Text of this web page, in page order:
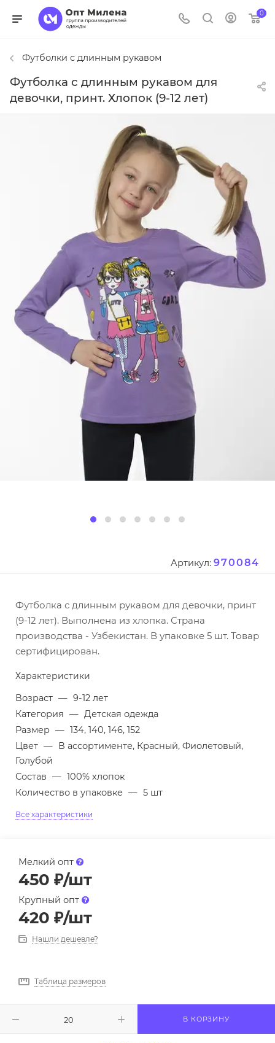
0
Футболки с длинным рукавом
Футболка с длинным рукавом для
девочки, принт. Хлопок (9-12 лет)
Артикул: 970084
Футболка с длинным рукавом для девочки, принт
(9-12 лет). Выполнена из хлопка. Страна
производства - Узбекистан. В упаковке 5 шт. Товар
сертифицирован.
Характеристики
Возраст — 9-12 лет
Категория — Детская одежда
Размер — 134, 140, 146, 152
Цвет — В ассортименте, Красный, Фиолетовый,
Голубой
Состав — 100% хлопок
Количество в упаковке — 5 шт
Все характеристики
Мелкий опт
450 ₽/шт
Крупный опт
420 ₽/шт
Нашли дешевле?
Таблица размеров
В КОРЗИНУ